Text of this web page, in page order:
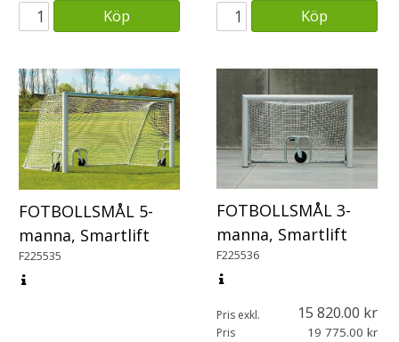
Köp Köp
FOTBOLLSMÅL 5-
manna, Smartlift
F225535
FOTBOLLSMÅL 3-
manna, Smartlift
F225536
Pris exkl. 15 820.00
Pris 19 775.00